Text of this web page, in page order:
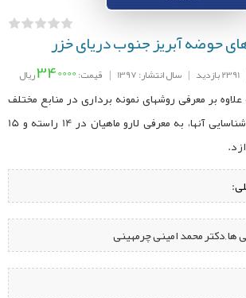
حوضه آبریز جنوب دریای خزر
2391 بازدید | سال انتشار: 1397 | قیمت:340000ریال
بر معرفی روشهای نمونه‌ برداری در منابع مختلف
آبهای داخلی و روشهای شناسایی آنها، به معرفی لارو ماهیان در 14 راسته و 15
ها ,دکتر محمد امینی چرمهینی